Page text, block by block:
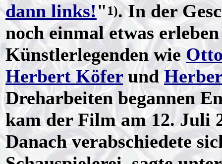
dann links!" 1). In der
noch einmal etwas
Künstlerlegenden wie
Herbert Köfer und
Dreharbeiten begannen
kam der Film am 12. Juli
Danach verabschiedete